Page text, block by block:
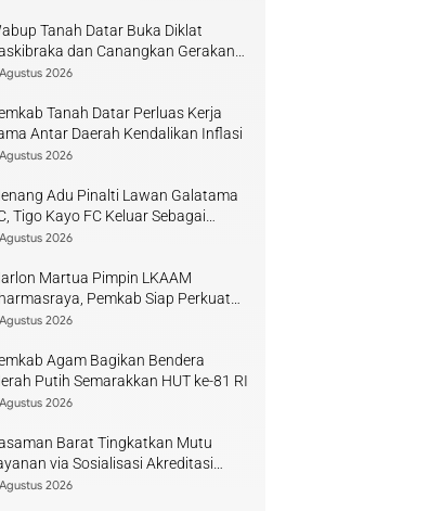
Tanah Datar Buka Diklat
dan Canangkan Gerakan
2026
Tanah Datar Perluas Kerja
Antar Daerah Kendalikan Inflasi
2026
Adu Pinalti Lawan Galatama
Tigo Kayo FC Keluar Sebagai
Piala Walikota Payakumbuh
2026
Martua Pimpin LKAAM
Pemkab Siap Perkuat
Adat
2026
Agam Bagikan Bendera
Putih Semarakkan HUT ke-81 RI
2026
Barat Tingkatkan Mutu
via Sosialisasi Akreditasi
2026
2026